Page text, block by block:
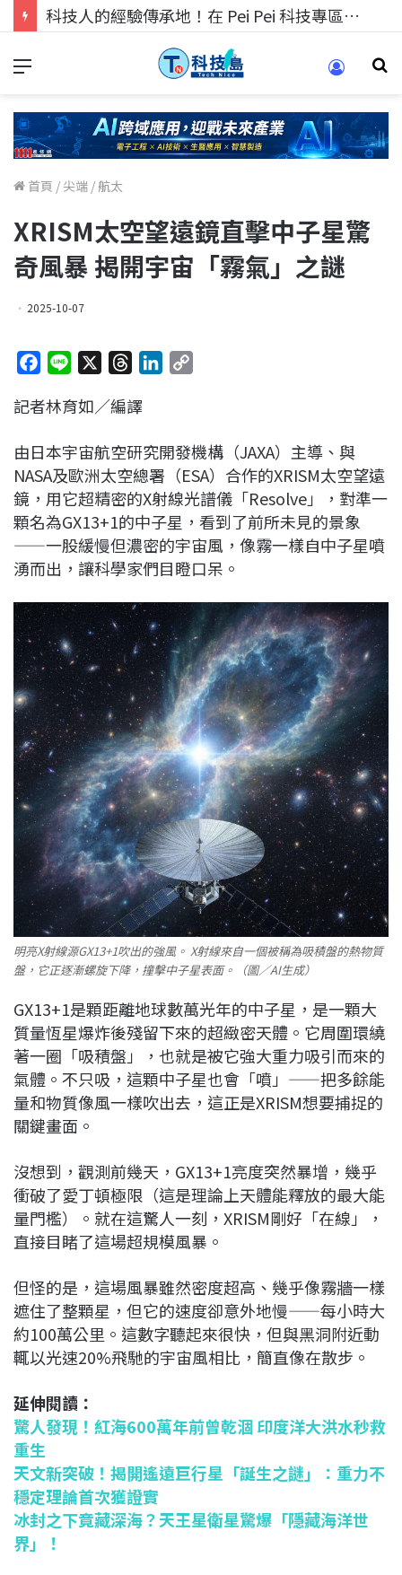
科技人的經驗傳承地！在 Pei Pei 科技專區，與學弟妹交流最硬核的技術
首頁 /尖端 /航太
XRISM太空望遠鏡直擊中子星驚
奇風暴 揭開宇宙「霧氣」之謎
2025-10-07
c
b
o
o
k
n
r
a
d
s
e
d
I
n
L
i
n
k
記者林育如／編譯
由日本宇宙航空研究開發機構（JAXA）主導、與
NASA及歐洲太空總署（ESA）合作的XRISM太空望遠
鏡，用它超精密的X射線光譜儀「Resolve」，對準一
顆名為GX13+1的中子星，看到了前所未見的景象
——一股緩慢但濃密的宇宙風，像霧一樣自中子星噴
湧而出，讓科學家們目瞪口呆。
明亮X射線源GX13+1吹出的強風。 X射線來自一個被稱為吸積盤的熱物質
盤，它正逐漸螺旋下降，撞擊中子星表面。（圖／AI生成）
GX13+1是顆距離地球數萬光年的中子星，是一顆大
質量恆星爆炸後殘留下來的超緻密天體。它周圍環繞
著一圈「吸積盤」，也就是被它強大重力吸引而來的
氣體。不只吸，這顆中子星也會「噴」——把多餘能
量和物質像風一樣吹出去，這正是XRISM想要捕捉的
關鍵畫面。
沒想到，觀測前幾天，GX13+1亮度突然暴增，幾乎
衝破了愛丁頓極限（這是理論上天體能釋放的最大能
量門檻）。就在這驚人一刻，XRISM剛好「在線」，
直接目睹了這場超規模風暴。
但怪的是，這場風暴雖然密度超高、幾乎像霧牆一樣
遮住了整顆星，但它的速度卻意外地慢——每小時大
約100萬公里。這數字聽起來很快，但與黑洞附近動
輒以光速20%飛馳的宇宙風相比，簡直像在散步。
延伸閱讀：
驚人發現！紅海600萬年前曾乾涸 印度洋大洪水秒救
重生
天文新突破！揭開遙遠巨行星「誕生之謎」：重力不
穩定理論首次獲證實
冰封之下竟藏深海？天王星衛星驚爆「隱藏海洋世
界」！